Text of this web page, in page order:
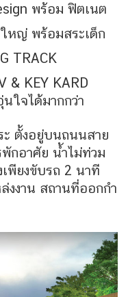
พร้อม ฟิตเนต
หญ่ พร้อมสระเด็ก
TRACK
& KEY KARD
ใจได้มากกว่า
ะ ตั้งอยู่บนถนนสาย
กอาศัย น้ำไม่ท่วม
พียงขับรถ 2 นาที
งงาน สถานที่ออกกำ